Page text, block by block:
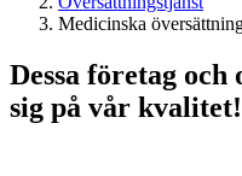
Medicinska
Dessa företag
sig på vår kvalitet!